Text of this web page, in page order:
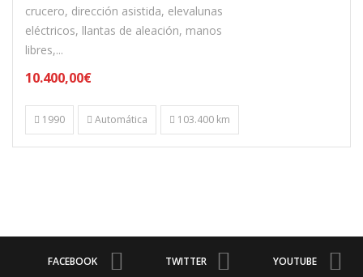
crucero, dirección asistida, elevalunas
eléctricos, llantas de aleación, manos
libres,...
10.400,00€
1990 Automática 103.400 km
FACEBOOK TWITTER YOUTUBE